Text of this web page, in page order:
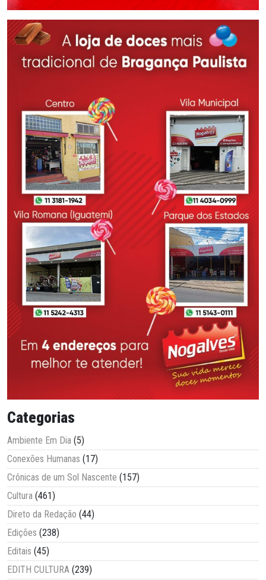
Categorias
Ambiente Em Dia (5)
Conexões Humanas (17)
Crônicas de um Sol Nascente (157)
Cultura (461)
Direto da Redação (44)
Edições (238)
Editais (45)
EDITH CULTURA (239)